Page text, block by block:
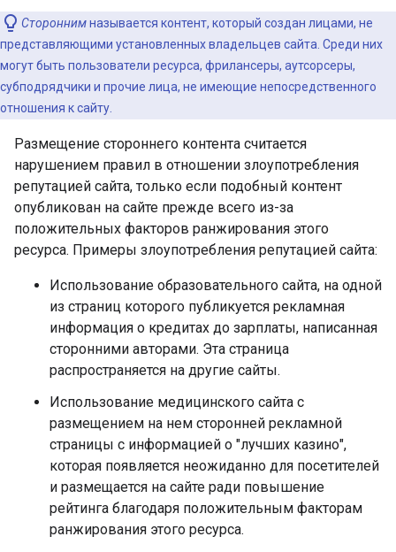
Стороннимназывается контент, который создан лицами, не
представляющими установленных владельцев сайта. Среди них
могут быть пользователи ресурса, фрилансеры, аутсорсеры,
субподрядчики и прочие лица, не имеющие непосредственного
отношения к сайту.
Размещение стороннего контента считается
нарушением правил в отношении злоупотребления
репутацией сайта, только если подобный контент
опубликован на сайте прежде всего из-за
положительных факторов ранжирования этого
ресурса. Примеры злоупотребления репутацией сайта:
Использование образовательного сайта, на одной
из страниц которого публикуется рекламная
информация о кредитах до зарплаты, написанная
сторонними авторами. Эта страница
распространяется на другие сайты.
Использование медицинского сайта с
размещением на нем сторонней рекламной
страницы с информацией о "лучших казино",
которая появляется неожиданно для посетителей
и размещается на сайте ради повышение
рейтинга благодаря положительным факторам
ранжирования этого ресурса.